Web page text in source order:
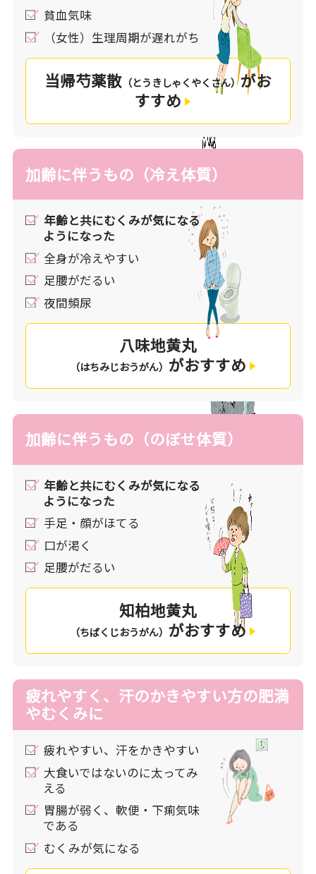
す。貧血気味
（女性）生理周期が遅れがち
当帰芍薬散 （とうきしゃくやくさん）がお
すすめ
加齢に伴うもの（冷え体質）
年齢と共にむくみが気になる
ようになった
全身が冷えやすい
足腰がだるい
夜間頻尿
八味地黄丸
（はちみじおうがん） がおすすめ
加齢に伴うもの（のぼせ体質）
年齢と共にむくみが気になる
ようになった
手足・顔がほてる
口が渇く
足腰がだるい
知柏地黄丸
（ちばくじおうがん） がおすすめ
疲れやすく、汗のかきやすい方の肥満
やむくみに
疲れやすい、汗をかきやすい
大食いではないのに太ってみ
える
胃腸が弱く、軟便・下痢気味
である
むくみが気になる